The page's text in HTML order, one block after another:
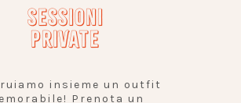
SESSIONI
PRIVATE
insieme un outfit
Prenota un